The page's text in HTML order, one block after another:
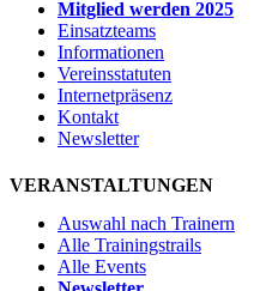
Mitglied werden 2025
Einsatzteams
Informationen
Vereinsstatuten
Internetpräsenz
Kontakt
Newsletter
VERANSTALTUNGEN
Auswahl nach Trainern
Alle Trainingstrails
Alle Events